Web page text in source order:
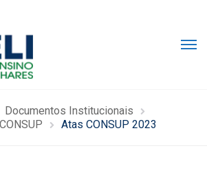
Documentos Institucionais
Atas CONSUP 2023